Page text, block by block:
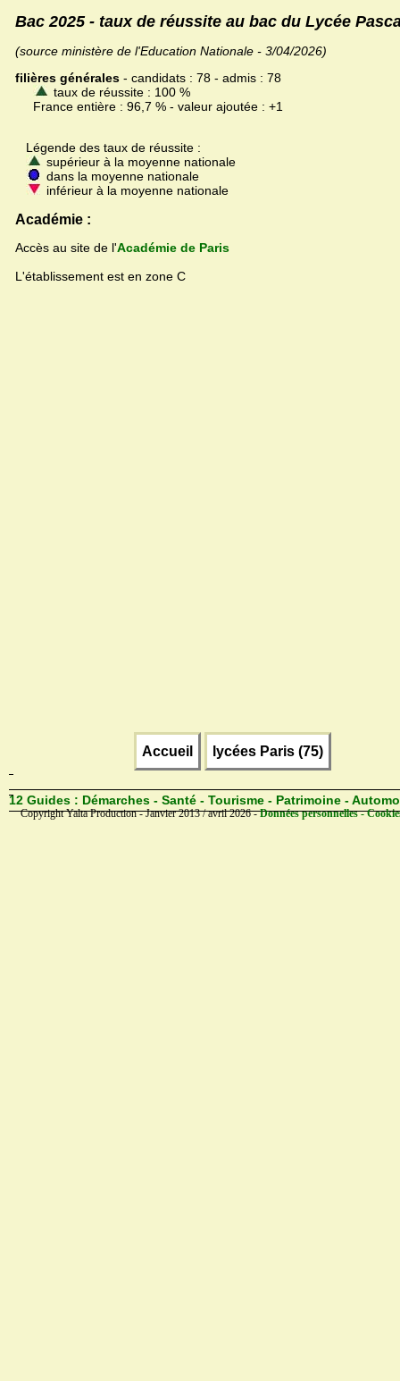
Bac 2025 - taux de réussite au bac du Lycée
(source ministère de l'Education Nationale - 3/04/2026)
filières générales - candidats : 78 - admis : 78
taux de réussite : 100 %
France entière : 96,7 % - valeur ajoutée : +1
Légende des taux de réussite :
supérieur à la moyenne nationale
dans la moyenne nationale
inférieur à la moyenne nationale
Académie :
Accès au site de l'Académie de Paris
L'établissement est en zone C
Accueil lycées Paris (75)
12 Guides : Démarches - Santé - Tourisme - Patrimoine -
Copyright Yalta Production - Janvier 2013 / avril 2026 -Données personnelles -